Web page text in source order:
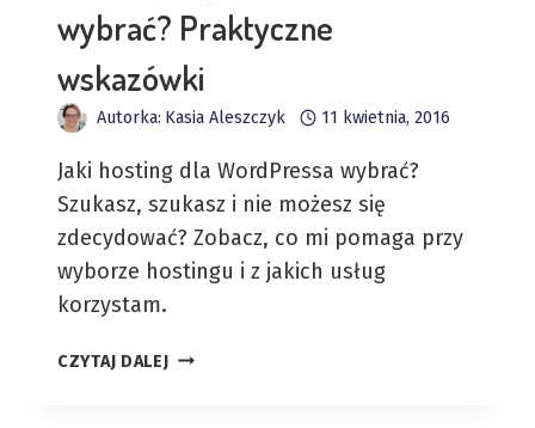
wybrać? Praktyczne
wskazówki
Autorka: Kasia Aleszczyk 11 kwietnia, 2016
Jaki hosting dla WordPressa wybrać?
Szukasz, szukasz i nie możesz się
zdecydować? Zobacz, co mi pomaga przy
wyborze hostingu i z jakich usług
korzystam.
CZYTAJ DALEJJAKI